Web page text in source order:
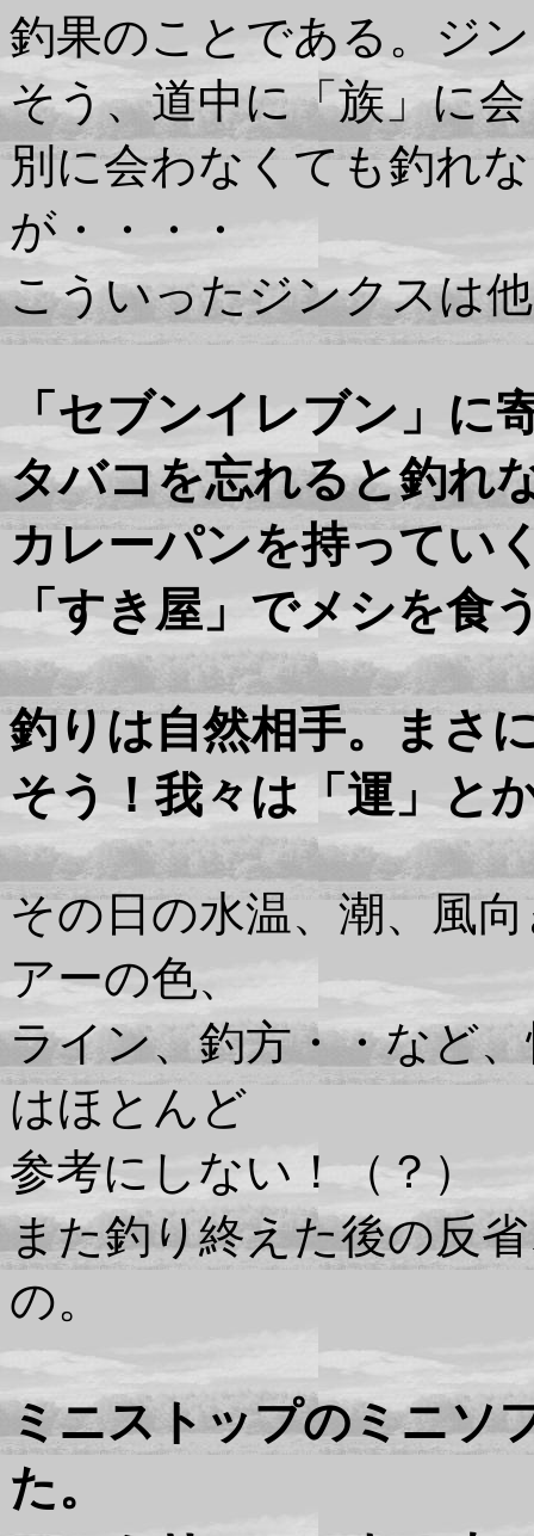
釣果のことである。ジ
そう、道中に「族」に
別に会わなくても釣れ
が・・・・
こういったジンクスは
「セブンイレブン」に
タバコを忘れると釣れ
カレーパンを持ってい
「すき屋」でメシを食
釣りは自然相手。まさ
そう！我々は「運」と
その日の水温、潮、風
アーの色、
ライン、釣方・・など
はほとんど
参考にしない！（？）
また釣り終えた後の反
の。
ミニストップのミニソ
た。